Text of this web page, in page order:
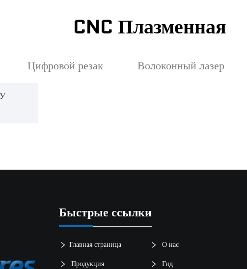
CNC Плазменная
Цифровой резак Волоконный лазер
Быстрые ссылки
Главная страница
О нас
Продукция
Гид